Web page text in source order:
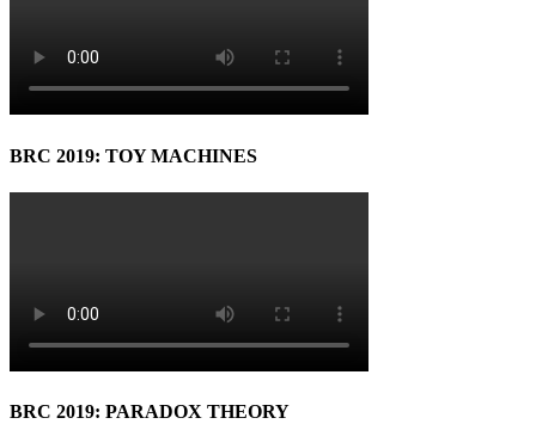
BRC 2019: TOY MACHINES
BRC 2019: PARADOX THEORY